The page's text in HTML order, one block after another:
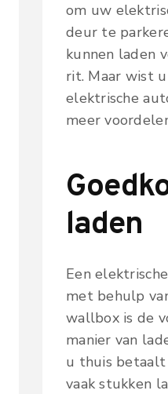
om uw
deur te
kunnen laden
rit. Maar wist
elektrische
meer
laden
Een
met behulp
wallbox is de
manier van
u thuis betaalt
vaak stukken